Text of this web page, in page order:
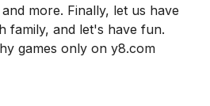
more. Finally, let us have
family, and let's have fun.
games only on y8.com